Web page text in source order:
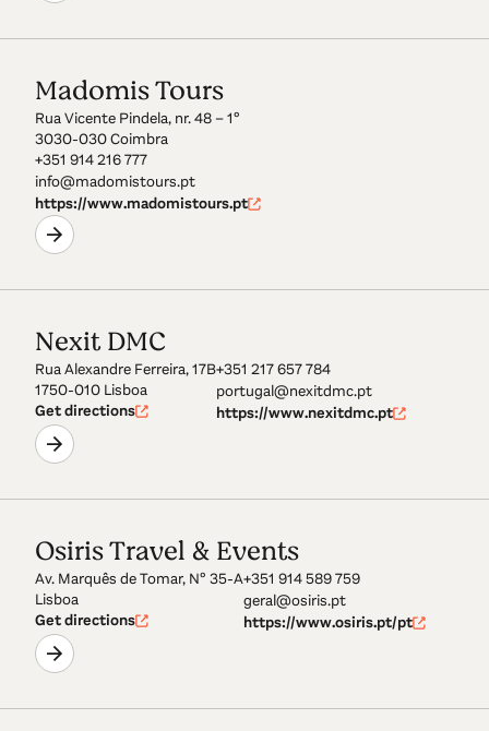
Madomis Tours
Rua Vicente Pindela, nr. 48 – 1º
3030-030 Coimbra
+351 914 216 777
info@madomistours.pt
https://www.madomistours.pt
Nexit DMC
Rua Alexandre Ferreira, 17B
1750-010 Lisboa
Get directions
+351 217 657 784
portugal@nexitdmc.pt
https://www.nexitdmc.pt
Osiris Travel & Events
Av. Marquês de Tomar, Nº 35-A
Lisboa
Get directions
+351 914 589 759
geral@osiris.pt
https://www.osiris.pt/pt